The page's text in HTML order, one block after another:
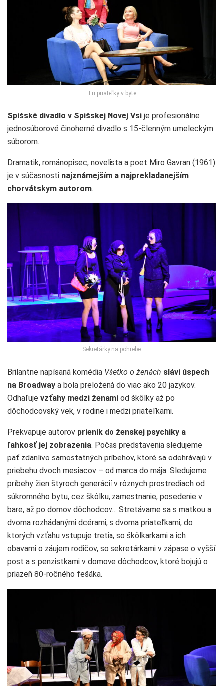
Tri priateľky v byte
Spišské divadlo v Spišskej Novej Vsi je profesionálne
jednosúborové činoherné divadlo s 15-členným umeleckým
súborom.
Dramatik, románopisec, novelista a poet Miro Gavran (1961)
je v súčasnosti najznámejším a najprekladanejším
chorvátskym autorom.
Sekretárky na pohrebe
Brilantne napísaná komédia Všetko o ženách slávi úspech
na Broadway a bola preložená do viac ako 20 jazykov.
Odhaľuje vzťahy medzi ženami od škôlky až po
dôchodcovský vek, v rodine i medzi priateľkami.
Prekvapuje autorov prienik do ženskej psychiky a
ľahkosť jej zobrazenia. Počas predstavenia sledujeme
päť zdanlivo samostatných príbehov, ktoré sa odohrávajú v
priebehu dvoch mesiacov – od marca do mája. Sledujeme
príbehy žien štyroch generácií v rôznych prostrediach od
súkromného bytu, cez škôlku, zamestnanie, posedenie v
bare, až po domov dôchodcov… Stretávame sa s matkou a
dvoma rozhádanými dcérami, s dvoma priateľkami, do
ktorých vzťahu vstupuje tretia, so škôlkarkami a ich
obavami o záujem rodičov, so sekretárkami v zápase o vyšší
post a s penzistkami v domove dôchodcov, ktoré bojujú o
priazeň 80-ročného fešáka.